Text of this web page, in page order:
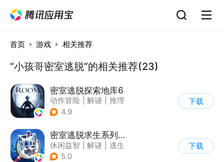
首页 游戏 相关推荐
“小孩哥密室逃脱”的相关推荐(23)
密室逃脱探索地库6
动作冒险 解谜
推理
| 欧美风
4.9
下载
密室逃脱求生系列2极限密探
休闲益智 解谜
逃生
| 密室逃脱
5.0
下载